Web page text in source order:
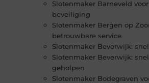
Slotenmaker Barneveld
beveiliging
Slotenmaker Bergen op
betrouwbare service
Slotenmaker Beverwijk:
Slotenmaker Beverwijk:
geholpen
Slotenmaker Bodegraven